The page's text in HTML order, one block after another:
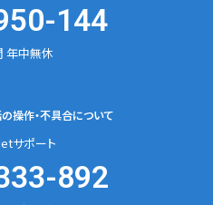
144
年中無休
操作・不具合について
サポート
892